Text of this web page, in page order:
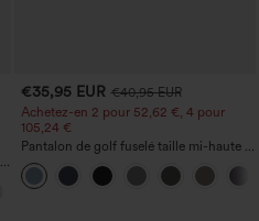
€35,95 EUR €40,95 EUR
Achetez-en 2 pour 52,62 €, 4 pour
105,24 €
Pantalon de golf fuselé taille mi-haute à
cordon, ourlet incurvé, séchage rapide,
avec poches — UPF40+